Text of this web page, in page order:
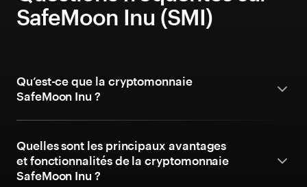
SafeMoon Inu (SMI)
Qu’est-ce que la cryptomonnaie
SafeMoon Inu ?
Quelles sont les principaux avantages
et fonctionnalités de la cryptomonnaie
SafeMoon Inu ?